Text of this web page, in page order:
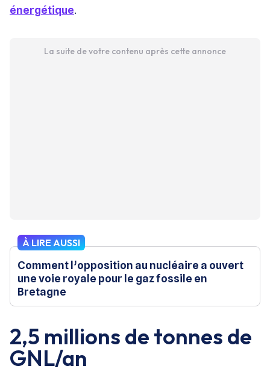
énergétique.
La suite de votre contenu après cette annonce
À LIRE AUSSI
Comment l’opposition au nucléaire a ouvert
une voie royale pour le gaz fossile en
Bretagne
2,5 millions de tonnes de
GNL/an